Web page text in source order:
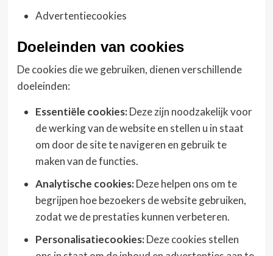
Advertentiecookies
Doeleinden van cookies
De cookies die we gebruiken, dienen verschillende
doeleinden:
Essentiële cookies:Deze zijn noodzakelijk voor
de werking van de website en stellen u in staat
om door de site te navigeren en gebruik te
maken van de functies.
Analytische cookies:Deze helpen ons om te
begrijpen hoe bezoekers de website gebruiken,
zodat we de prestaties kunnen verbeteren.
Personalisatiecookies:Deze cookies stellen